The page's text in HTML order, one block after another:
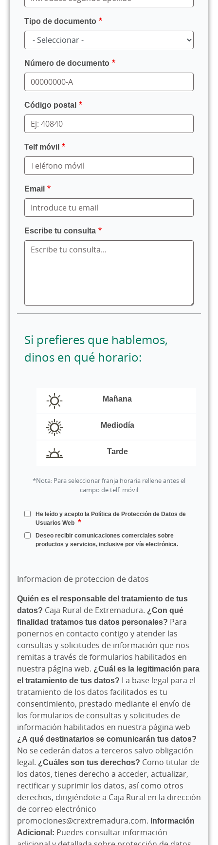
Tipo de documento
Número de documento
Código postal
Telf móvil
Email
Escribe tu consulta
Si prefieres que hablemos,
dinos en qué horario:
Mañana
Mediodía
Tarde
*Nota: Para seleccionar franja horaria rellene antes el
campo de telf. móvil
He leído y acepto la Política de Protección de Datos de
Usuarios Web
Deseo recibir comunicaciones comerciales sobre
productos y servicios, inclusive por vía electrónica.
Informacion de proteccion de datos
Quién es el responsable del tratamiento de tus
datos? Caja Rural de Extremadura. ¿Con qué
finalidad tratamos tus datos personales? Para
ponernos en contacto contigo yatender las
consultas y solicitudes de información que nos
remitas a través de formularios habilitados en
nuestra página web. ¿Cuál es la legitimación para
el tratamiento de tus datos? La base legal para el
tratamiento de los datos facilitados es tu
consentimiento, prestado mediante el envío de
los formularios de consultas y solicitudes de
información habilitados en nuestra página web
¿A qué destinatarios se comunicarán tus datos?
No se cederán datos a terceros salvo obligación
legal. ¿Cuáles son tus derechos? Como titular de
los datos, tienes derecho a acceder, actualizar,
rectificar y suprimir los datos, así como otros
derechos, dirigiéndote a Caja Rural en la dirección
de correo electrónico
promociones@crextremadura.com. Información
Adicional: Puedes consultar información